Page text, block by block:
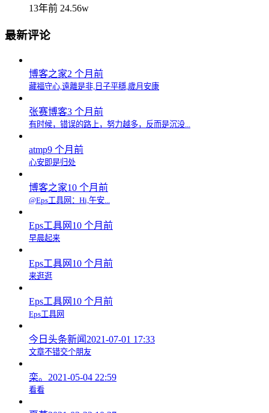
13年前 24.56w
最新评论
博客之家2 个月前
藏福守心,遠離是非,日子平穩,歲月安康
张赛博客3 个月前
有时候，错误的路上，努力越多，反而是沉没...
atmp9 个月前
心安即是归处
博客之家10 个月前
@Eps工具网：Hi,午安...
Eps工具网 10 个月前
早晨起来
Eps工具网 10 个月前
来逛逛
Eps工具网 10 个月前
Eps工具网
今日头条新闻 2021-07-01 17:33
文章不错交个朋友
栾。 2021-05-04 22:59
看看